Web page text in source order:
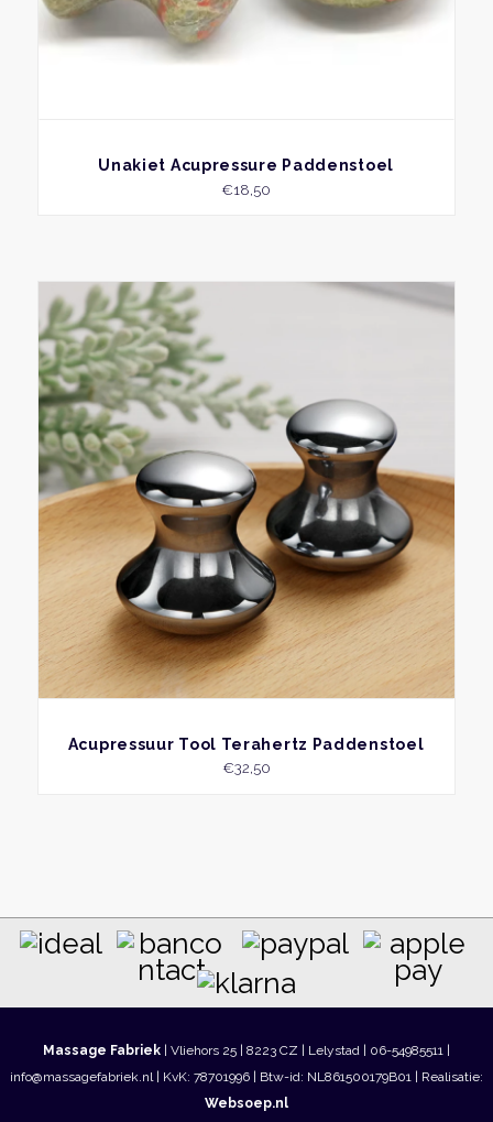
BEKIJK
Unakiet Acupressure Paddenstoel
€18,50
BEKIJK
Acupressuur Tool Terahertz Paddenstoel
€32,50
Massage Fabriek | Vliehors 25 | 8223 CZ | Lelystad | 06-54985511 |
info@massagefabriek.nl | KvK: 78701996 | Btw-id: NL861500179B01 | Realisatie:
Websoep.nl